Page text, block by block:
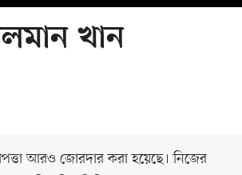
খান
আরও জোরদার করা হয়েছে। নিজের